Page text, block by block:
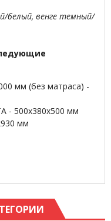
белый, венге темный/
мм (без матраса) -
- 500х380х500 мм
мм